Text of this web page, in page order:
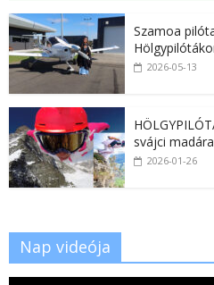
Szamoa
2026-05-13
svájci
2026-01-26
Nap videója